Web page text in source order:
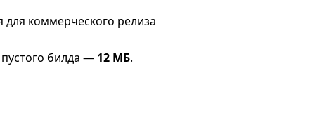
для коммерческого релиза
билда — 12 МБ.